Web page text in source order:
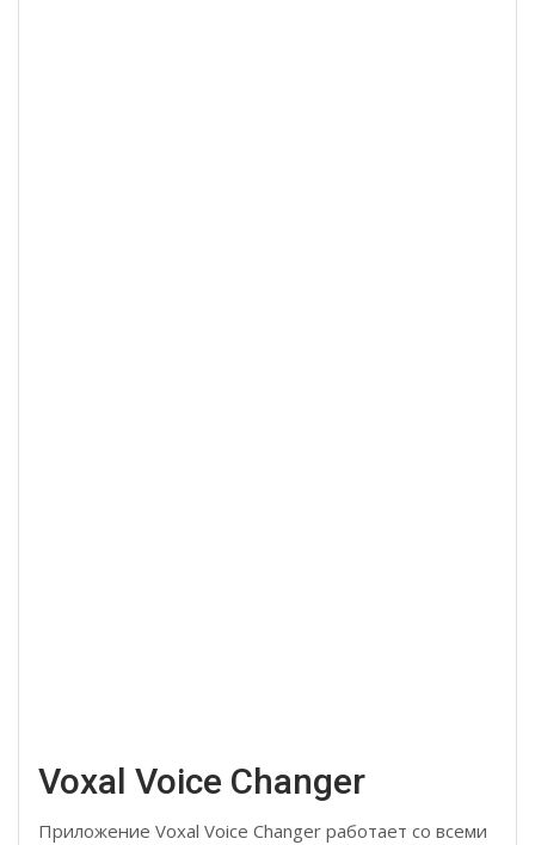
Voxal Voice Changer
Приложение Voxal Voice Changer работает со всеми